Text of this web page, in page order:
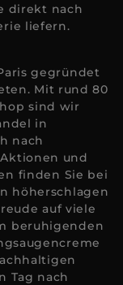
direkt nach
liefern.
gegründet
Mit rund 80
sind wir
in
nach
und
finden Sie bei
höherschlagen
auf viele
beruhigenden
Tag nach